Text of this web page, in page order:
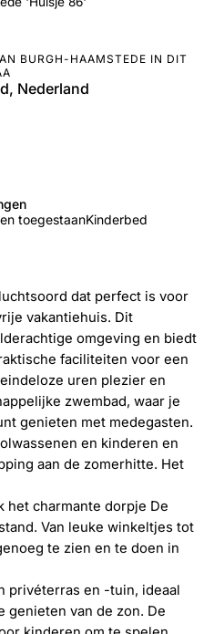
BURGH-HAAMSTEDE IN DIT
Nederland
toegestaanKinderbed
dat perfect is voor
vakantiehuis. Dit
omgeving en biedt
faciliteiten voor een
uren plezier en
zwembad, waar je
genieten met medegasten.
en kinderen en
aan de zomerhitte. Het
het charmante dorpje De
Van leuke winkeltjes tot
te zien en te doen in
privéterras en -tuin, ideaal
genieten van de zon. De